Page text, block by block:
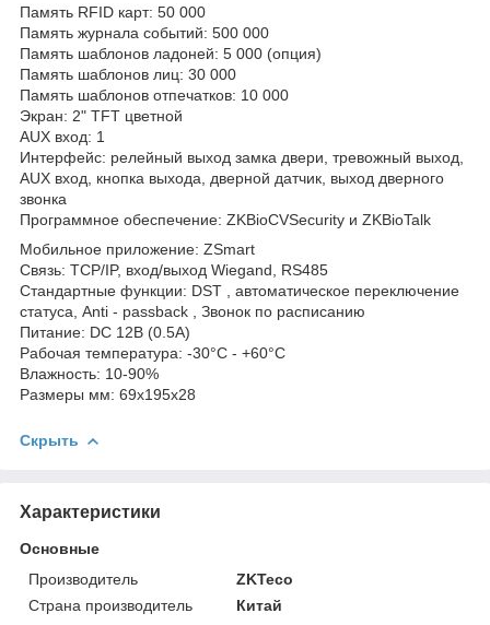
Память RFID карт: 50 000
Память журнала событий: 500 000
Память шаблонов ладоней: 5 000 (опция)
Память шаблонов лиц: 30 000
Память шаблонов отпечатков: 10 000
Экран: 2" TFT цветной
AUX вход: 1
Интерфейс: релейный выход замка двери, тревожный выход,
AUX вход, кнопка выхода, дверной датчик, выход дверного
звонка
Программное обеспечение: ZKBioCVSecurity и ZKBioTalk
Мобильное приложение: ZSmart
Связь: TCP/IP, вход/выход Wiegand, RS485
Стандартные функции: DST , автоматическое переключение
статуса, Anti - passback , Звонок по расписанию
Питание: DC 12В (0.5A)
Рабочая температура: -30°C - +60°C
Влажность: 10-90%
Размеры мм: 69х195х28
Скрыть
Характеристики
Основные
Производитель
ZKTeco
Страна производитель
Китай